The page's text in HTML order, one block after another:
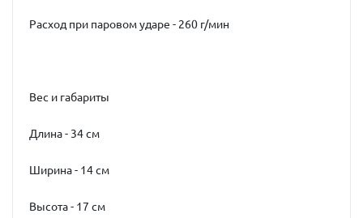
Расход при паровом ударе - 260 г/мин
Вес и габариты
Длина - 34 см
Ширина - 14 см
Высота - 17 см